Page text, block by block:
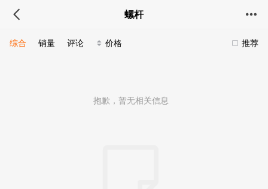
螺杆
推荐
综合 销量 评论 价格
抱歉，暂无相关信息